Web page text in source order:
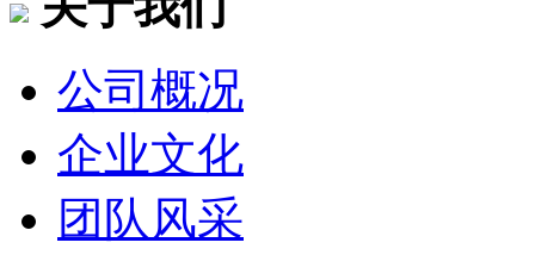
公司概况
企业文化
团队风采